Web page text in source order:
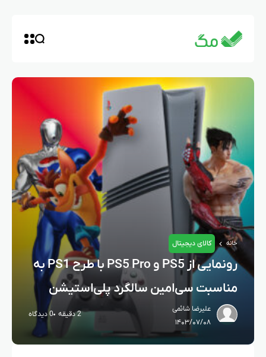
خانه کالای دیجیتال
رونمایی از PS5 و PS5 Pro با طرح PS1 به
مناسبت سی‌امین سالگرد پلی‌استیشن
علیرضا شائمی
۱۴۰۳/۰۷/۰۸
2 دقیقه 0 دیدگاه